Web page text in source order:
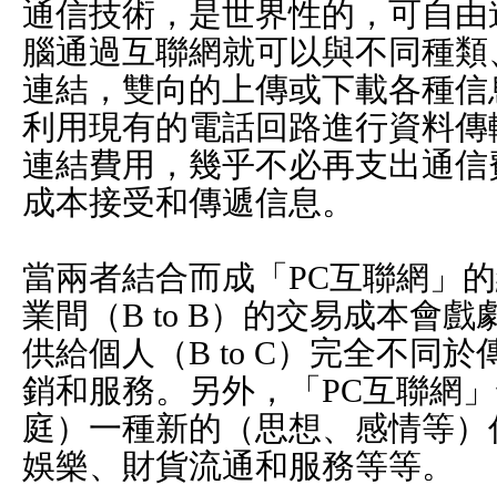
通信技術，是世界性的，可自
腦通過互聯網就可以與不同種
連結，雙向的上傳或下載各種
利用現有的電話回路進行資料
連結費用，幾乎不必再支出通
成本接受和傳遞信息。
當兩者結合而成「PC互聯網」
業間（B to B）的交易成本會戲
供給個人（B to C）完全不同於
銷和服務。另外，「PC互聯網
庭）一種新的（思想、感情等
娛樂、財貨流通和服務等等。